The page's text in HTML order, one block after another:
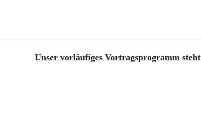
Unser vorläufiges Vortragsprogramm steht